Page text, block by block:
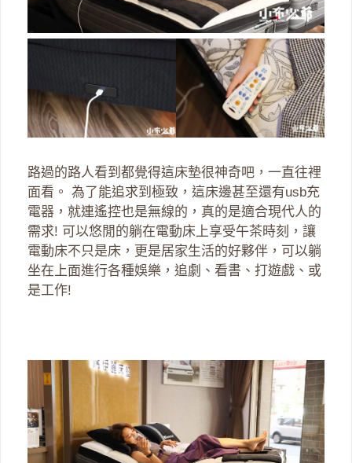
路過的路人看到都覺得這床墊很神奇吧，一直往裡
面看。 為了能追求到極致，這床邊甚至還有usb充
電器，就連遙控也是無線的，真的是適合現代人的
需求! 可以悠閒的躺在電動床上享受午茶時刻，讓
電動床不只是床，更是居家生活的好夥伴，可以躺
坐在上面進行各種娛樂，追劇、看書、打遊戲、或
是工作!